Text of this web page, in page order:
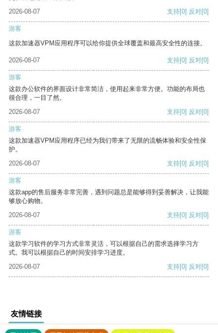
2026-08-07
支持[0] 反对[0]
游客
这款加速器VPM应用程序可以给你提供全球覆盖和最高安全性的连接。
2026-08-07 支持[0] 反对[0]
游客
这款办公软件的界面设计非常简洁，使用起来非常方便。功能的布局也
很合理，一目了然。
2026-08-07
支持[0] 反对[0]
游客
这款加速器VPM应用程序已经为我们带来了无限的流畅体验和安全性保
护。
2026-08-07
支持[0] 反对[0]
游客
这款app的售后服务非常完善，遇到问题总是能够得到妥善解决，让我能
够放心购物。
2026-08-07
支持[0] 反对[0]
游客
这款学习软件的学习方式非常灵活，可以根据自己的需求选择学习方
式。我可以根据自己的时间安排学习进度。
2026-08-07
支持[0] 反对[0]
友情链接